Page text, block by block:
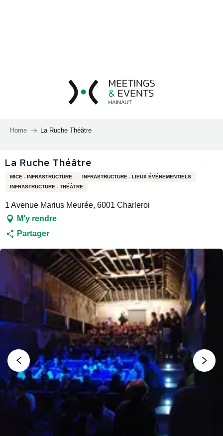
Home La Ruche Théâtre
La Ruche Théâtre
MICE - INFRASTRUCTURE
INFRASTRUCTURE - LIEUX ÉVÉNEMENTIELS
INFRASTRUCTURE - THÉÂTRE
1 Avenue Marius Meurée, 6001 Charleroi
M'y rendre
Partager